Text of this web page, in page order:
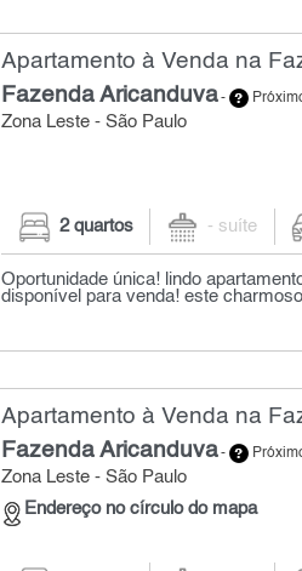
Apartamento à Venda na
Fazenda Aricanduva-
Zona Leste - São Paulo
2 quartos - suíte
Oportunidade única! lindo
disponível para venda! este
Apartamento à Venda na
Fazenda Aricanduva-
Zona Leste - São Paulo
Endereço no círculo do mapa